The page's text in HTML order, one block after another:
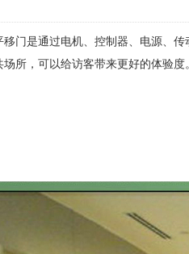
移门是通过电机、控制器、电源、
场所，可以给访客带来更好的体验度